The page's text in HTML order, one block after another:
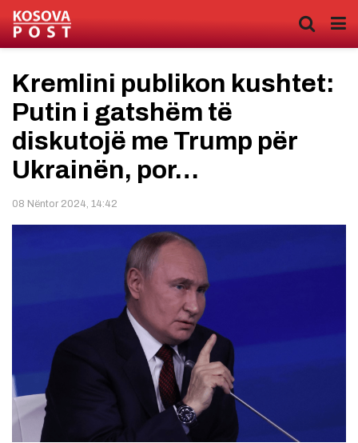
Kremlini publikon kushtet:
Putin i gatshëm të
diskutojë me Trump për
Ukrainën, por…
08 Nëntor 2024, 14:42